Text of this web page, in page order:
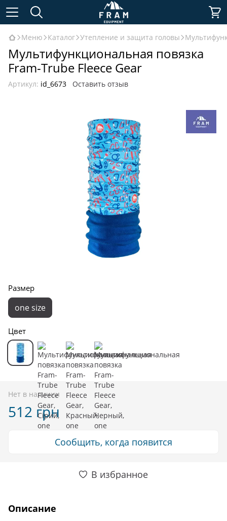
Меню Каталог Утепление и защита головы
Мультифункциональная повязка
Fram-Trube Fleece Gear
Артикул: id_6673 Оставить отзыв
Размер
one size
Цвет
Нет в наличии
512 грн
Сообщить, когда появится
В избранное
Описание